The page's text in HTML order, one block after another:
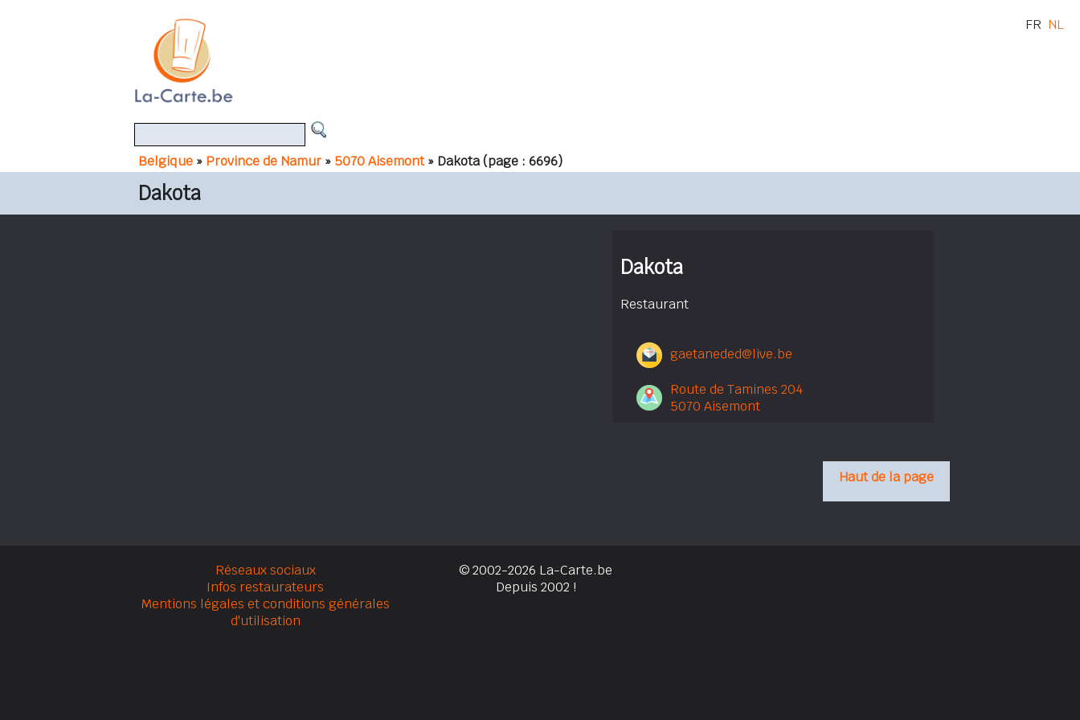
Belgique » Province de Namur» 5070 Aisemont » Dakota(page : 6696)
FR NL
Dakota
Dakota
Restaurant
gaetaneded@live.be
Route de Tamines 204
5070 Aisemont
Haut de la page
Réseaux sociaux
Infos restaurateurs
Mentions légales et conditions générales
d'utilisation
© 2002-2026 La-Carte.be
Depuis 2002 !